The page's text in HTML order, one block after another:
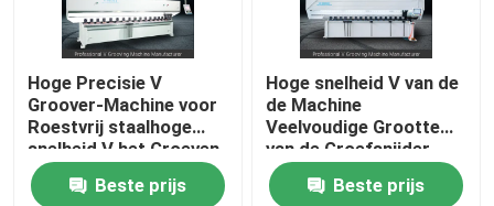
Hoge Precisie V
Groover-Machine voor
Roestvrij staalhoge
snelheid V het Groeven
Machine
Beste prijs
Hoge snelheid V van de
de Machine
Veelvoudige Grootte
van de Groefsnijder
CNC V het Groeven
MachineBeste prijs